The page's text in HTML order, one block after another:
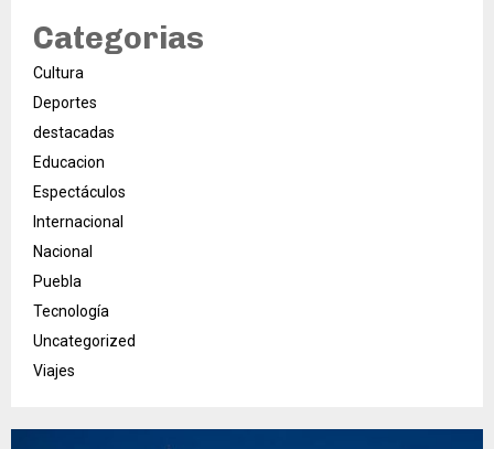
Categorias
Cultura
Deportes
destacadas
Educacion
Espectáculos
Internacional
Nacional
Puebla
Tecnología
Uncategorized
Viajes